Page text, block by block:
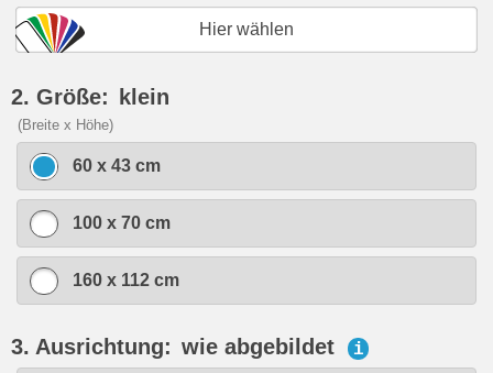
Hier wählen
2. Größe: klein
(Breite x Höhe)
60 x 43 cm
100 x 70 cm
160 x 112 cm
3. Ausrichtung: wie abgebildet i